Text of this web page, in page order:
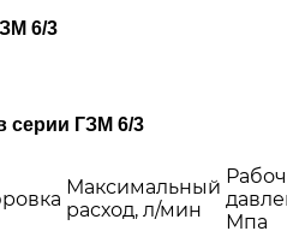
6/3
серии ГЗМ 6/3
Максимальный
расход, л/мин
Мпа